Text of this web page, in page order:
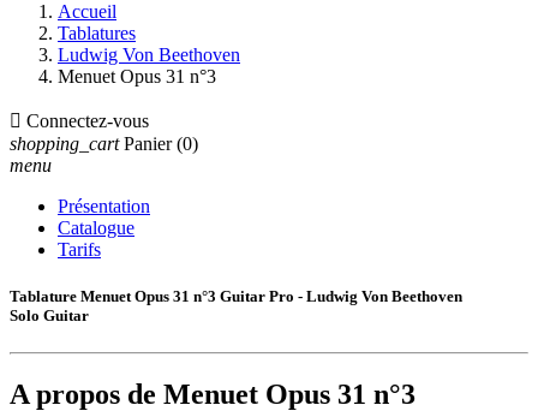
Accueil
Tablatures
Ludwig Von Beethoven
Menuet Opus 31 n°3
 Connectez-vous
shopping_cart Panier (0)
menu
Présentation
Catalogue
Tarifs
Tablature Menuet Opus 31 n°3 Guitar Pro - Ludwig Von Beethoven
Solo Guitar
A propos de Menuet Opus 31 n°3